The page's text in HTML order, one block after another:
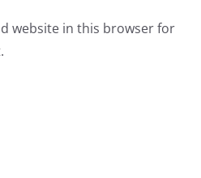
website in this browser for